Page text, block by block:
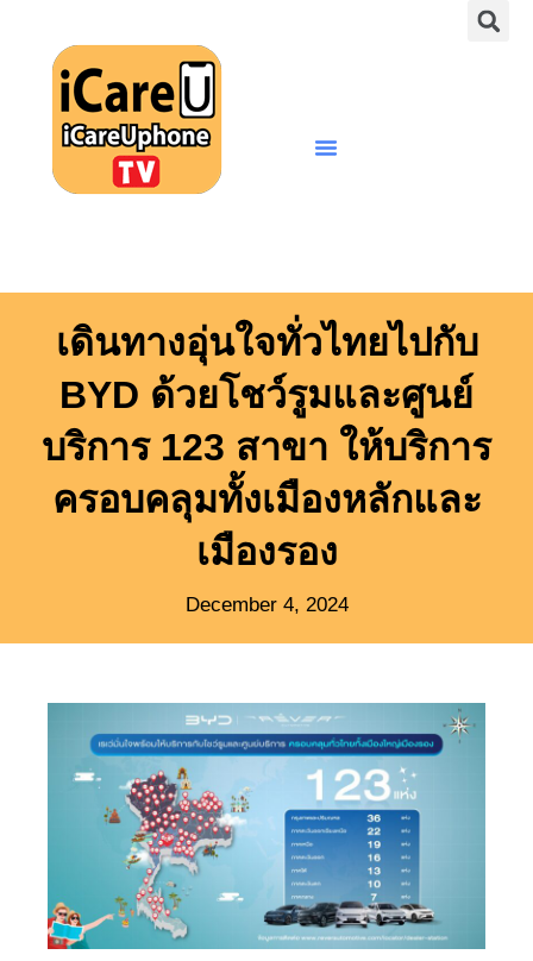
content
เดินทางอุ่นใจทั่วไทยไปกับ
BYD ด้วยโชว์รูมและศูนย์
บริการ 123 สาขา ให้บริการ
ครอบคลุมทั้งเมืองหลักและ
เมืองรอง
December 4, 2024